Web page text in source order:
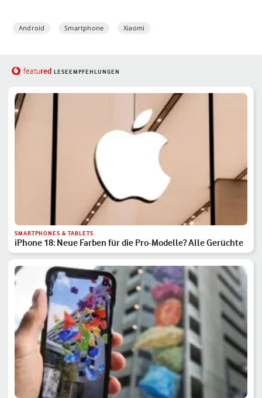
Android Smartphone Xiaomi
featured LESEEMPFEHLUNGEN
SMARTPHONES & TABLETS
iPhone 18: Neue Farben für die Pro-Modelle? Alle Gerüchte